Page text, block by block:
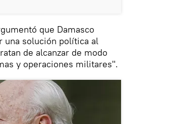
que Damasco
una solución política al
de alcanzar de modo
y operaciones militares".